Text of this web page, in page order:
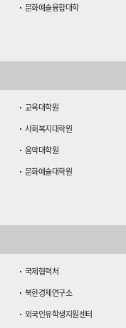
문화예술융합대학
교육대학원
사회복지대학원
음악대학원
문화예술대학원
국제협력처
북한경제연구소
외국인유학생지원센터